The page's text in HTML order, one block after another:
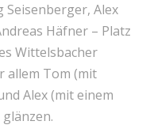
Seisenberger, Alex
Häfner – Platz
Wittelsbacher
allem Tom (mit
Alex (mit einem